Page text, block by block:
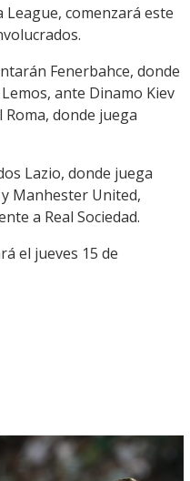
Link
comenzará este
Fenerbahce, donde
ante Dinamo Kiev
donde juega
Lazio, donde juega
Manhester United,
a Real Sociedad.
el jueves 15 de